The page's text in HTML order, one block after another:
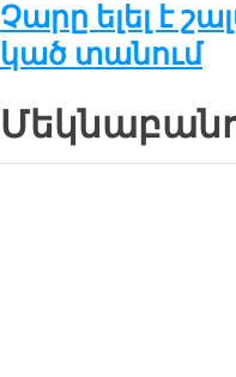
Չա­րը ե­լել է
կած տա­նում